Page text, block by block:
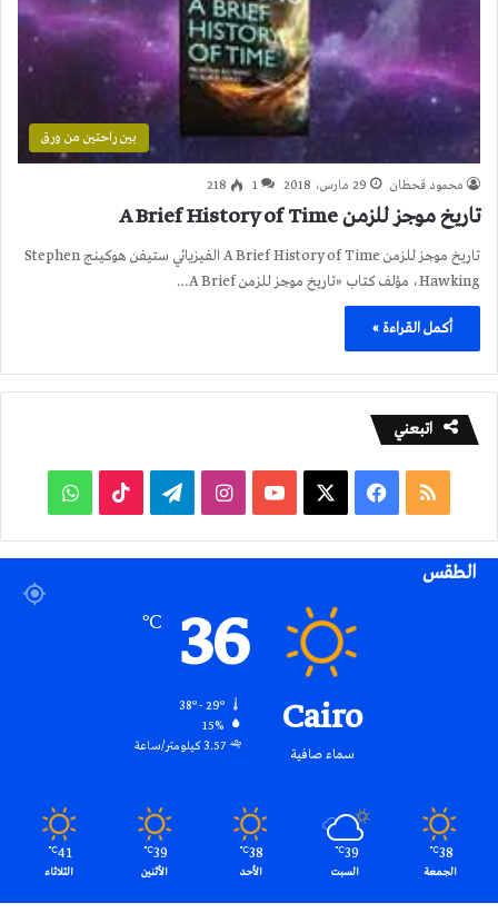
بين راحتين من ورق
محمود قحطان 29 مارس، 2018 1
218
تاريخ موجز للزمن A Brief History of Time
تاريخ موجز للزمن A Brief History of Time الفيزيائي ستيفن هوكينج Stephen
Hawking، مؤلف كتاب «تاريخ موجز للزمن A Brief…
أكمل القراءة »
اتبعني
ملخص
الموقع
فيسبوك ‫YouTubeانستقرامتيلقرام ‫TikTokواتساب
الطقس
Cairo
سماء صافية
36
℃
15%
3.57 كيلومتر/ساعة
38
℃
الجمعة
39
℃
السبت
38
℃
الأحد
39
℃
الأثنين
41
℃
الثلاثاء